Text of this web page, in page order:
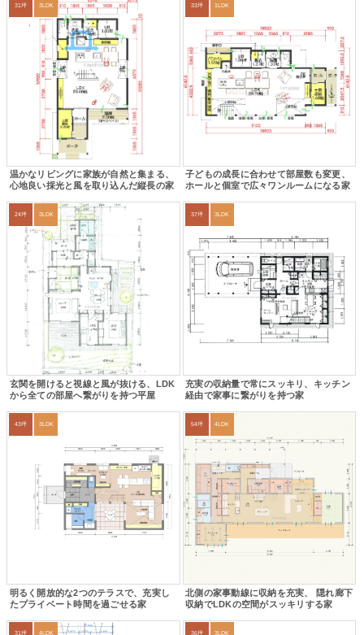
31坪 3LDK
温かなリビングに家族が自然と集まる、
心地良い採光と風を取り込んだ縦長の家
33坪 1LDK
子どもの成長に合わせて部屋数も変更、
ホールと個室で広々ワンルームになる家
24坪 3LDK
玄関を開けると視線と風が抜ける、LDK
から全ての部屋へ繋がりを持つ平屋
37坪 3LDK
充実の収納量で常にスッキリ、キッチン
経由で家事に繋がりを持つ家
43坪 3LDK
明るく開放的な2つのテラスで、充実し
たプライベート時間を過ごせる家
54坪 4LDK
北側の家事動線に収納を充実、 隠れ廊下
収納でLDKの空間がスッキリする家
31坪 4LDK 36坪 3LDK